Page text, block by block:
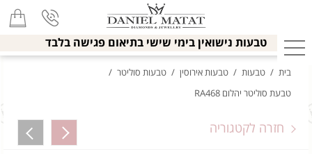
טבעות נישואין בימי שישי בתיאום פגישה בלבד
בית / טבעות / טבעות אירוסין / טבעות סוליטר /
טבעת סוליטר יהלום RA468
חזרה לקטגוריה